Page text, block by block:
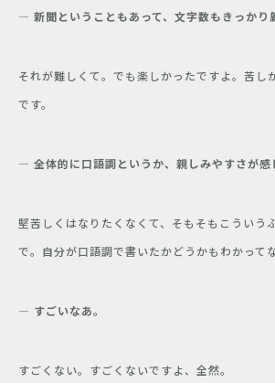
― 新聞ということもあって、文字数もきっかり
それが難しくて。でも楽しかったですよ。苦し
です。
― 全体的に口語調というか、親しみやすさが感
堅苦しくはなりたくなくて、そもそもこういう
で。自分が口語調で書いたかどうかもわかって
― すごいなあ。
すごくない。すごくないですよ、全然。